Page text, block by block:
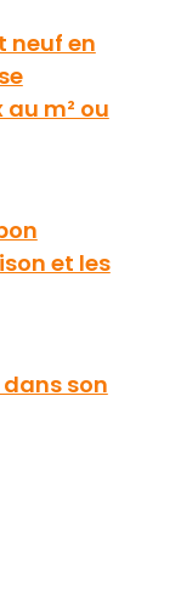
neuf en
m² ou
et les
son